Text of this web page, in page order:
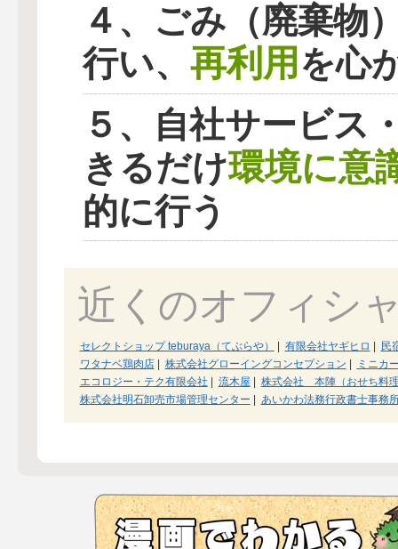
４、ごみ（廃棄物
行い、 再利用を心
５、自社サービス
きるだけ環境に意
的に行う
近くのオフィシ
セレクトショップ teburaya（てぶらや） 有限会社ヤギヒロ
民
ワタナベ鶏肉店| 株式会社グローイングコンセプション
ミニカ
エコロジー・テク有限会社
流木屋
株式会社 本陣（おせち料
株式会社明石卸売市場管理センター
あいかわ法務行政書士事務